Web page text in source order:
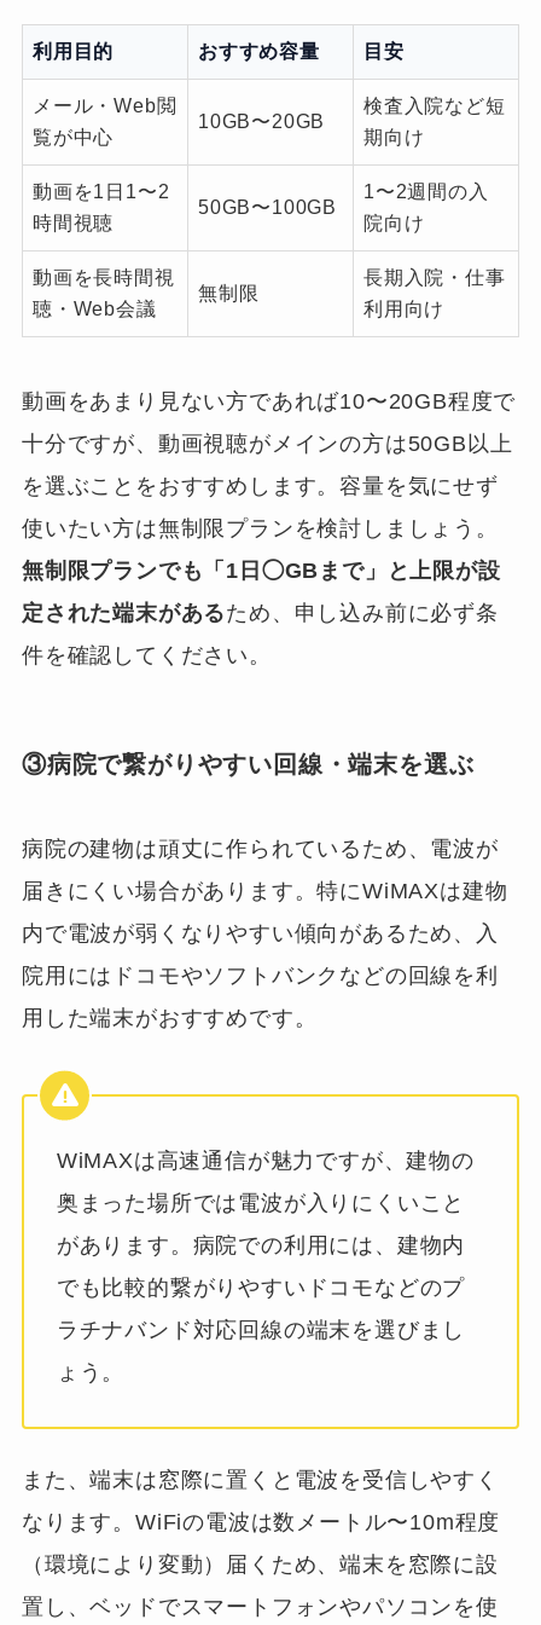
利用目的 おすすめ容量 目安
メール・Web閲
覧が中心
10GB〜20GB
検査入院など短
期向け
動画を1日1〜2
時間視聴
50GB〜100GB
1〜2週間の入
院向け
動画を長時間視
聴・Web会議
無制限
長期入院・仕事
利用向け
動画をあまり見ない方であれば10〜20GB程度で
十分ですが、動画視聴がメインの方は50GB以上
を選ぶことをおすすめします。容量を気にせず
使いたい方は無制限プランを検討しましょう。
無制限プランでも「1日◯GBまで」と上限が設
定された端末があるため、申し込み前に必ず条
件を確認してください。
③病院で繋がりやすい回線・端末を選ぶ
病院の建物は頑丈に作られているため、電波が
届きにくい場合があります。特にWiMAXは建物
内で電波が弱くなりやすい傾向があるため、入
院用にはドコモやソフトバンクなどの回線を利
用した端末がおすすめです。
WiMAXは高速通信が魅力ですが、建物の
奥まった場所では電波が入りにくいこと
があります。病院での利用には、建物内
でも比較的繋がりやすいドコモなどのプ
ラチナバンド対応回線の端末を選びまし
ょう。
また、端末は窓際に置くと電波を受信しやすく
なります。WiFiの電波は数メートル〜10m程度
（環境により変動）届くため、端末を窓際に設
置し、ベッドでスマートフォンやパソコンを使